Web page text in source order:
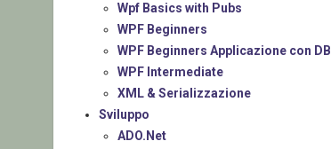
Wpf Basics with Pubs
WPF Beginners
WPF Beginners Applicazione con DB
WPF Intermediate
XML & Serializzazione
Sviluppo
ADO.Net